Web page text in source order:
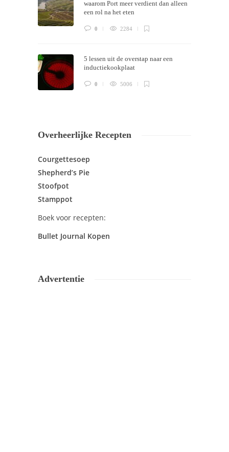
waarom Port meer verdient dan alleen
een rol na het eten
0 2284
5 lessen uit de overstap naar een
inductiekookplaat
0 5006
Overheerlijke Recepten
Courgettesoep
Shepherd’s Pie
Stoofpot
Stamppot
Boek voor recepten:
Bullet Journal Kopen
Advertentie